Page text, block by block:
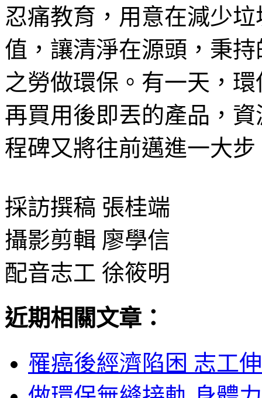
忍痛教育，用意在減少
值，讓清淨在源頭，秉
之勞做環保。有一天，
再買用後即丟的產品，
程碑又將往前邁進一大
採訪撰稿 張桂端
攝影剪輯 廖學信
配音志工 徐筱明
近期相關文章：
罹癌後經濟陷困 志工